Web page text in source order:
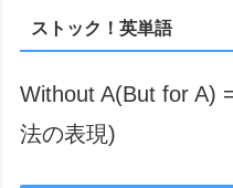
ストック！英単語
Without A(But for A)
法の表現)